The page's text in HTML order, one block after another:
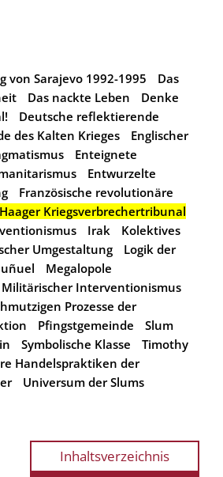
von Sarajevo 1992-1995
Das
Das nackte Leben
Denke
Deutsche reflektierende
des Kalten Krieges
Englischer
Enteignete
Entwurzelte
Französische revolutionäre
Haager Kriegsverbrechertribunal
Irak
Kolektives
Umgestaltung
Logik der
Megalopole
Militärischer Interventionismus
Prozesse der
Pfingstgemeinde
Slum
Symbolische Klasse
Timothy
Handelspraktiken der
Universum der Slums
Inhaltsverzeichnis